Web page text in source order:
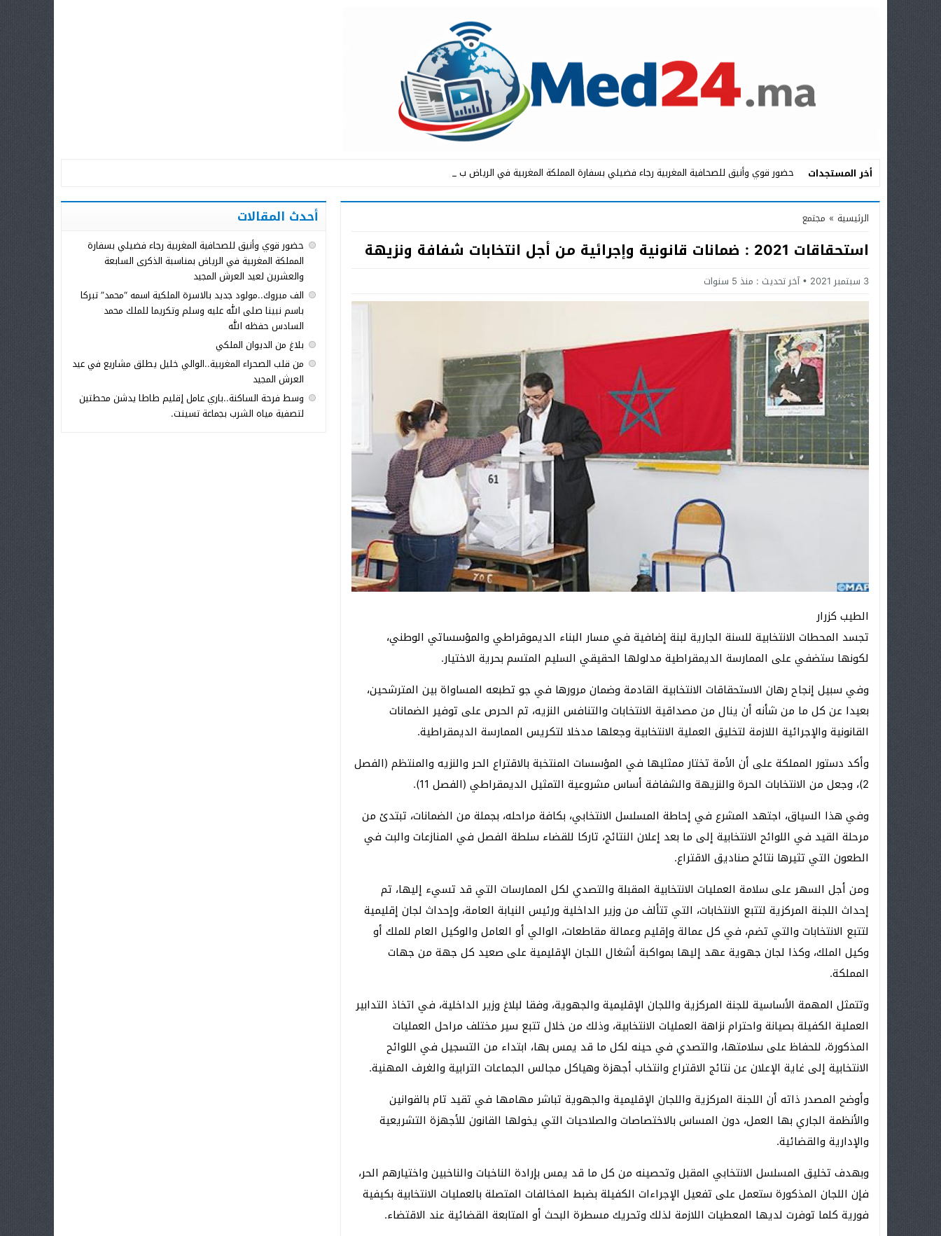
أخر المستجدات
حضور قوي وأنيق للصحافية المغربية رجاء فضيلي بسفارة المملكة المغربية في الرياض بمناسبة الذكر _
Stop
Next
الرئيسية » مجتمع
استحقاقات 2021 : ضمانات قانونية وإجرائية من أجل انتخابات شفافة ونزيهة
3 سبتمبر 2021 آخر تحديث : منذ 5 سنوات
الطيب كزرار
تجسد المحطات الانتخابية للسنة الجارية لبنة إضافية في مسار البناء الديموقراطي والمؤسساتي الوطني،
لكونها ستضفي على الممارسة الديمقراطية مدلولها الحقيقي السليم المتسم بحرية الاختيار.
وفي سبيل إنجاح رهان الاستحقاقات الانتخابية القادمة وضمان مرورها في جو تطبعه المساواة بين المترشحين،
بعيدا عن كل ما من شأنه أن ينال من مصداقية الانتخابات والتنافس النزيه، تم الحرص على توفير الضمانات
القانونية والإجرائية اللازمة لتخليق العملية الانتخابية وجعلها مدخلا لتكريس الممارسة الديمقراطية.
وأكد دستور المملكة على أن الأمة تختار ممثليها في المؤسسات المنتخبة بالاقتراع الحر والنزيه والمنتظم (الفصل
2)، وجعل من الانتخابات الحرة والنزيهة والشفافة أساس مشروعية التمثيل الديمقراطي (الفصل 11).
وفي هذا السياق، اجتهد المشرع في إحاطة المسلسل الانتخابي، بكافة مراحله، بجملة من الضمانات، تبتدئ من
مرحلة القيد في اللوائح الانتخابية إلى ما بعد إعلان النتائج، تاركا للقضاء سلطة الفصل في المنازعات والبت في
الطعون التي تثيرها نتائج صناديق الاقتراع.
ومن أجل السهر على سلامة العمليات الانتخابية المقبلة والتصدي لكل الممارسات التي قد تسيء إليها، تم
إحداث اللجنة المركزية لتتبع الانتخابات، التي تتألف من وزير الداخلية ورئيس النيابة العامة، وإحداث لجان إقليمية
لتتبع الانتخابات والتي تضم، في كل عمالة وإقليم وعمالة مقاطعات، الوالي أو العامل والوكيل العام للملك أو
وكيل الملك، وكذا لجان جهوية عهد إليها بمواكبة أشغال اللجان الإقليمية على صعيد كل جهة من جهات
المملكة.
وتتمثل المهمة الأساسية للجنة المركزية واللجان الإقليمية والجهوية، وفقا لبلاغ وزير الداخلية، في اتخاذ التدابير
العملية الكفيلة بصيانة واحترام نزاهة العمليات الانتخابية، وذلك من خلال تتبع سير مختلف مراحل العمليات
المذكورة، للحفاظ على سلامتها، والتصدي في حينه لكل ما قد يمس بها، ابتداء من التسجيل في اللوائح
الانتخابية إلى غاية الإعلان عن نتائج الاقتراع وانتخاب أجهزة وهياكل مجالس الجماعات الترابية والغرف المهنية.
وأوضح المصدر ذاته أن اللجنة المركزية واللجان الإقليمية والجهوية تباشر مهامها في تقيد تام بالقوانين
والأنظمة الجاري بها العمل، دون المساس بالاختصاصات والصلاحيات التي يخولها القانون للأجهزة التشريعية
والإدارية والقضائية.
وبهدف تخليق المسلسل الانتخابي المقبل وتحصينه من كل ما قد يمس بإرادة الناخبات والناخبين واختيارهم الحر،
فإن اللجان المذكورة ستعمل على تفعيل الإجراءات الكفيلة بضبط المخالفات المتصلة بالعمليات الانتخابية بكيفية
فورية كلما توفرت لديها المعطيات اللازمة لذلك وتحريك مسطرة البحث أو المتابعة القضائية عند الاقتضاء.
أحدث المقالات
حضور قوي وأنيق للصحافية المغربية رجاء فضيلي بسفارة
المملكة المغربية في الرياض بمناسبة الذكرى السابعة
والعشرين لعيد العرش المجيد
الف مبروك..مولود جديد بالاسرة الملكية اسمه “محمد” تبركا
باسم نبينا صلى الله عليه وسلم وتكريما للملك محمد
السادس حفظه الله
بلاغ من الديوان الملكي
من قلب الصحراء المغربية..الوالي خليل يطلق مشاريع في عيد
العرش المجيد
وسط فرحة الساكنة..باري عامل إقليم طاطا يدشن محطتين
لتصفية مياه الشرب بجماعة تسينت.